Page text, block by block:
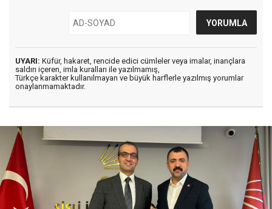
UYARI: Küfür, hakaret, rencide edici cümleler veya imalar, inançlara
saldırı içeren, imla kuralları ile yazılmamış,
Türkçe karakter kullanılmayan ve büyük harflerle yazılmış yorumlar
onaylanmamaktadır.